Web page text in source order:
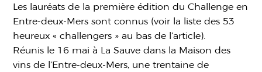
Les lauréats de la première édition du Challenge en
Entre-deux-Mers sont connus (voir la liste des 53
heureux « challengers » au bas de l’article).
Réunis le 16 mai à La Sauve dans la Maison des
vins de l’Entre-deux-Mers, une trentaine de